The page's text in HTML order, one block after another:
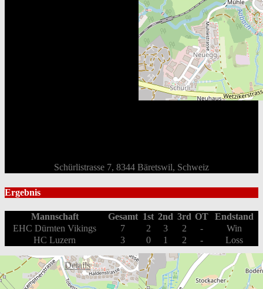
Schürlistrasse 7, 8344 Bäretswil, Schweiz
Ergebnis
Mannschaft Gesamt 1st 2nd 3rd OT
Endstand
EHC Dürnten Vikings
7 2 3 2 -
Win
HC Luzern
3 0 1 2 - Loss
Box Score Details